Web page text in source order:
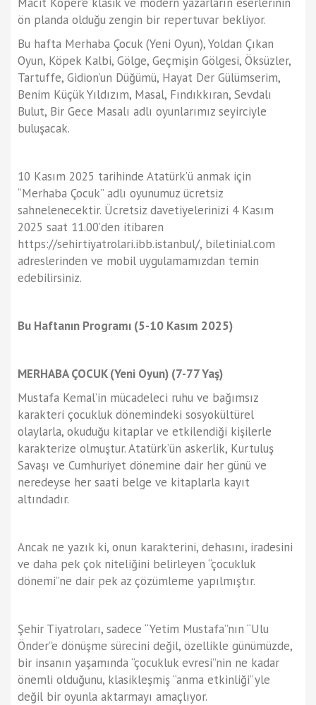
ön planda olduğu zengin bir repertuvar bekliyor.
Bu hafta Merhaba Çocuk (Yeni Oyun), Yoldan Çıkan
Oyun, Köpek Kalbi, Gölge, Geçmişin Gölgesi, Öksüzler,
Tartuffe, Gidion’un Düğümü, Hayat Der Gülümserim,
Benim Küçük Yıldızım, Masal, Fındıkkıran, Sevdalı
Bulut, Bir Gece Masalı adlı oyunlarımız seyirciyle
buluşacak.
10 Kasım 2025 tarihinde Atatürk’ü anmak için
“Merhaba Çocuk” adlı oyunumuz ücretsiz
sahnelenecektir. Ücretsiz davetiyelerinizi 4 Kasım
2025 saat 11.00’den itibaren
https://sehirtiyatrolari.ibb.istanbul/, biletinial.com
adreslerinden ve mobil uygulamamızdan temin
edebilirsiniz.
Bu Haftanın Programı (5-10 Kasım 2025)
MERHABA ÇOCUK (Yeni Oyun) (7-77 Yaş)
Mustafa Kemal’in mücadeleci ruhu ve bağımsız
karakteri çocukluk dönemindeki sosyokültürel
olaylarla, okuduğu kitaplar ve etkilendiği kişilerle
karakterize olmuştur. Atatürk’ün askerlik, Kurtuluş
Savaşı ve Cumhuriyet dönemine dair her günü ve
neredeyse her saati belge ve kitaplarla kayıt
altındadır.
Ancak ne yazık ki, onun karakterini, dehasını, iradesini
ve daha pek çok niteliğini belirleyen “çocukluk
dönemi”ne dair pek az çözümleme yapılmıştır.
Şehir Tiyatroları, sadece “Yetim Mustafa”nın “Ulu
Önder”e dönüşme sürecini değil, özellikle günümüzde,
bir insanın yaşamında “çocukluk evresi”nin ne kadar
önemli olduğunu, klasikleşmiş “anma etkinliği”yle
değil bir oyunla aktarmayı amaçlıyor.